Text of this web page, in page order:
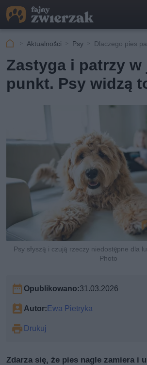
Aktualności Psy Dlaczego pies
Zastyga i patrzy w
punkt. Psy widzą
Psy słyszą i czują rzeczy niedostępne dla
Photo
Opublikowano:31.03.2026
Autor:Ewa Pietryka
Drukuj
Zdarza się, że pies nagle zamiera i